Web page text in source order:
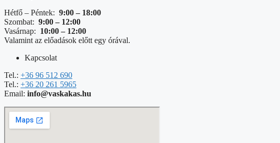
Hétfő – Péntek: 9:00 – 18:00
Szombat: 9:00 – 12:00
Vasárnap: 10:00 – 12:00
Valamint az előadások előtt egy órával.
Kapcsolat
Tel.: +36 96 512 690
Tel.: +36 20 261 5965
Email: info@vaskakas.hu